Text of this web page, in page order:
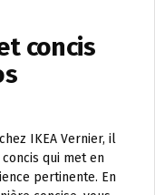
concis
IKEA Vernier, il
qui met en
pertinente. En